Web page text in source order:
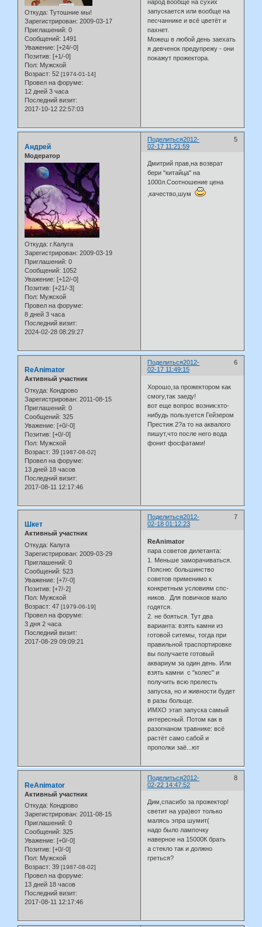
Откуда: Тутошние мы!
Зарегистрирован: 2009-03-17
Приглашений: 0
Сообщений: 1491
Уважение: [+24/-0]
Позитив: [+1/-0]
Пол: Мужской
Возраст: 52 [1974-01-14]
Провел на форуме:
12 дней 3 часа
Последний визит:
2017-10-12 22:57:03
народ вообще на сухих
запускается или вообще на
песчаннике и всё цветёт и
пахнет.
Можеш в любой день заехать
я девченок предупрежу - они
покажут прожектора.
Поделиться 5
2012-
02-17 11:21:59
Андрей
Модератор
Откуда: г.Калуга
Зарегистрирован: 2009-03-19
Приглашений: 0
Сообщений: 1052
Уважение: [+12/-0]
Позитив: [+21/-3]
Пол: Мужской
Провел на форуме:
8 дней 3 часа
Последний визит:
2024-02-28 08:29:27
Дмитрий прав,на возврат
бери "китайца" на
1000л.Соотношение цена
,качество,шум
Поделиться 6
2012-
02-17 11:49:15
ReAnimator
Активный участник
Откуда: Кондрово
Зарегистрирован: 2011-08-15
Приглашений: 0
Сообщений: 325
Уважение: [+0/-0]
Позитив: [+0/-0]
Пол: Мужской
Возраст: 39 [1987-08-02]
Провел на форуме:
13 дней 18 часов
Последний визит:
2017-08-11 12:17:46
Хорошо,за прожектором как
смогу,так заеду!
вот еще вопрос возник:кто-
нибудь пользуется Гейзером
Престиж 2?а то на аквалого
пишут,что после него вода
фонит фосфатами!
Поделиться 7
2012-
02-18 01:12:23
Шкет
Активный участник
Откуда: Калуга
Зарегистрирован: 2009-03-29
Приглашений: 0
Сообщений: 523
Уважение: [+7/-0]
Позитив: [+7/-2]
Пол: Мужской
Возраст: 47 [1979-06-19]
Провел на форуме:
3 дня 2 часа
Последний визит:
2017-08-29 09:09:21
ReAnimator
пара советов дилетанта:
1. Меньше заморачиваться.
Поясню: большинство
советов применимо к
конкретным условиям спс-
ников. Для повичков мало
годятся.
2. не бояться. Тут два
варианта: взять камни из
готовой ситемы, тогда при
правильной траспортировке
вы получаете готовый
аквариум за один день. Или
взять камни с "колес" и
получить всю прелесть
запуска, но и живности будет
в разы больще.
ИМХО этап запуска самый
интересный. Потом как в
разогнаном травнике: всё
растёт само сабой и
прополки заё...ют
Поделиться 8
2012-
02-22 14:47:52
ReAnimator
Активный участник
Откуда: Кондрово
Зарегистрирован: 2011-08-15
Приглашений: 0
Сообщений: 325
Уважение: [+0/-0]
Позитив: [+0/-0]
Пол: Мужской
Возраст: 39 [1987-08-02]
Провел на форуме:
13 дней 18 часов
Последний визит:
2017-08-11 12:17:46
Дим,спасибо за прожектор!
светит на ура)вот только
малясь эпра шумит(
надо было лампочку
наверное на 15000К брать
а стекло так и должно
греться?